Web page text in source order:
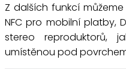
Z dalších funkcí
NFC pro mobilní platby,
stereo reproduktorů,
umístěnou pod